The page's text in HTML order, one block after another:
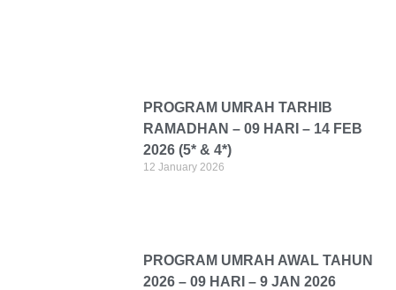
PROGRAM UMRAH TARHIB
RAMADHAN – 09 HARI – 14 FEB
2026 (5* & 4*)
12 January 2026
PROGRAM UMRAH AWAL TAHUN
2026 – 09 HARI – 9 JAN 2026